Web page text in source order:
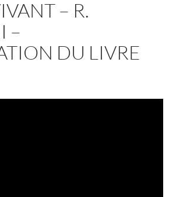
– R.
–
DU LIVRE